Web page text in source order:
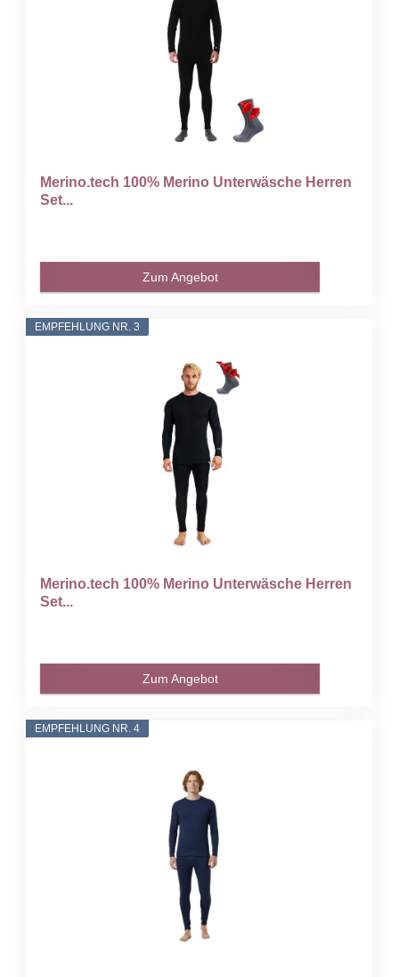
Merino.tech 100% Merino Unterwäsche Herren
Set...
Zum Angebot
EMPFEHLUNG NR. 3
Merino.tech 100% Merino Unterwäsche Herren
Set...
Zum Angebot
EMPFEHLUNG NR. 4